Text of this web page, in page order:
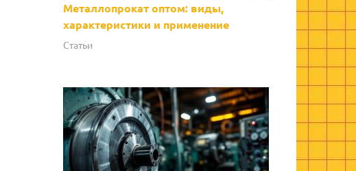
Металлопрокат оптом: виды,
характеристики и применение
Статьи